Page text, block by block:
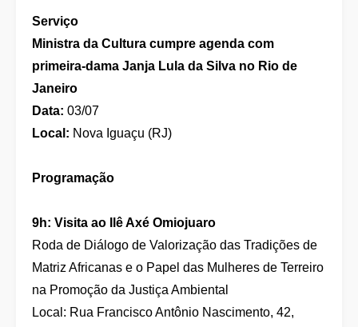
Serviço
Ministra da Cultura cumpre agenda com
primeira-dama Janja Lula da Silva no Rio de
Janeiro
Data: 03/07
Local: Nova Iguaçu (RJ)
Programação
9h: Visita ao Ilê Axé Omiojuaro
Roda de Diálogo de Valorização das Tradições de
Matriz Africanas e o Papel das Mulheres de Terreiro
na Promoção da Justiça Ambiental
Local: Rua Francisco Antônio Nascimento, 42,